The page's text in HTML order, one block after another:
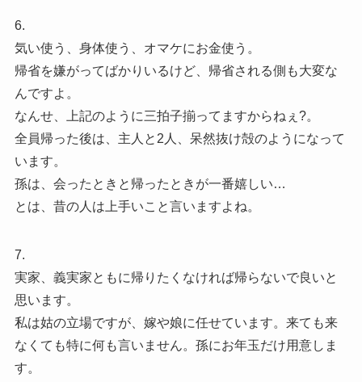
6.
気い使う、身体使う、オマケにお金使う。
帰省を嫌がってばかりいるけど、帰省される側も大変な
んですよ。
なんせ、上記のように三拍子揃ってますからねぇ?。
全員帰った後は、主人と2人、呆然抜け殻のようになって
います。
孫は、会ったときと帰ったときが一番嬉しい…
とは、昔の人は上手いこと言いますよね。
7.
実家、義実家ともに帰りたくなければ帰らないで良いと
思います。
私は姑の立場ですが、嫁や娘に任せています。来ても来
なくても特に何も言いません。孫にお年玉だけ用意しま
す。